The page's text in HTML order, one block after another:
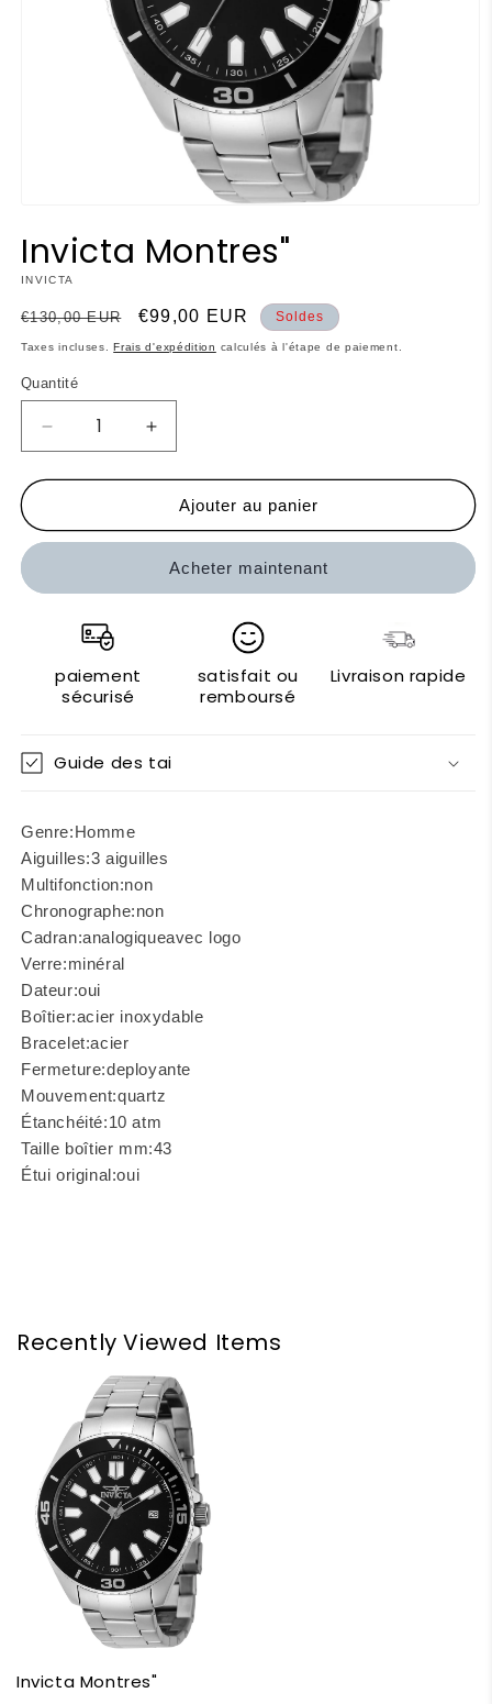
média
1
dans
fenêtre
modale
Invicta Montres"
INVICTA
Prix
habituel
€130,00 EUR
Prix
promotionnel
€99,00 EUR Soldes
Taxes incluses.Frais d'expédition calculés à l'étape de paiement.
Quantité
Réduire
la
quantité
Invicta
Augmenter
la
quantité
Invicta
Ajouter au panier
Acheter maintenant
paiement
sécurisé
satisfait ou
remboursé
Livraison rapide
Guide des tai
Genre:Homme
Aiguilles:3 aiguilles
Multifonction:non
Chronographe:non
Cadran:analogiqueavec logo
Verre:minéral
Dateur:oui
Boîtier:acier inoxydable
Bracelet:acier
Fermeture:deployante
Mouvement:quartz
Étanchéité:10 atm
Taille boîtier mm:43
Étui original:oui
Recently Viewed Items
Invicta Montres"